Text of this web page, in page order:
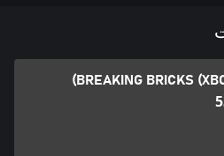
BREAKING BRICKS